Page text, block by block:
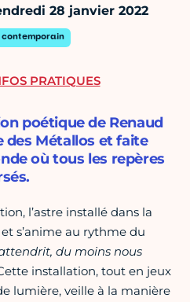
28 janvier 2022
poétique de Renaud
des Métallos et faite
où tous les repères
l’astre installé dans la
s’anime au rythme du
du moins nous
installation, tout en jeux
lumière, veille à la manière
PRATIQUES